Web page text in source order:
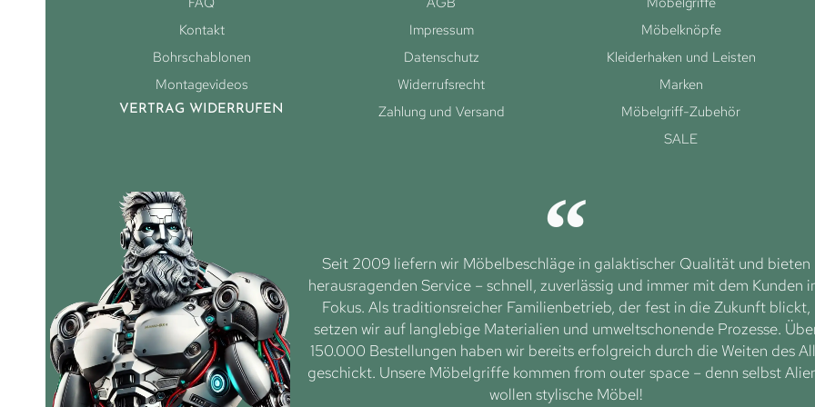
Kontakt
Bohrschablonen
Montagevideos
VERTRAG WIDERRUFEN
Impressum
Datenschutz
Widerrufsrecht
Zahlung und Versand
Möbelknöpfe
Kleiderhaken und Leisten
Marken
Möbelgriff-Zubehör
SALE
Seit 2009 liefern wir Möbelbeschläge in galaktischer Qualität und bieten
herausragenden Service – schnell, zuverlässig und immer mit dem Kunden
Fokus. Als traditionsreicher Familienbetrieb, der fest in die Zukunft blickt,
setzen wir auf langlebige Materialien und umweltschonende Prozesse.
150.000 Bestellungen haben wir bereits erfolgreich durch die Weiten des
geschickt. Unsere Möbelgriffe kommen from outer space – denn selbst
wollen stylische Möbel!